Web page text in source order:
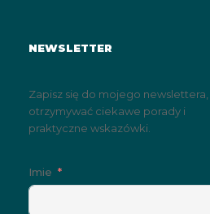
NEWSLETTER
Zapisz się do mojego
otrzymywać ciekawe porady i
praktyczne wskazówki.
Imie